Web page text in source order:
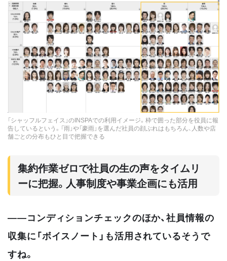
「シャッフルフェイス」のINSPAでの利用イメージ。枠で囲った部分を役員に報
告しているという。「雨」や「豪雨」を選んだ社員の顔ぶれはもちろん、人数や店
舗ごとの分布もひと目で把握できる
集約作業ゼロで社員の生の声をタイムリ
ーに把握。人事制度や事業企画にも活用
――コンディションチェックのほか、社員情報の
収集に「ボイスノート」も活用されているそうで
すね。